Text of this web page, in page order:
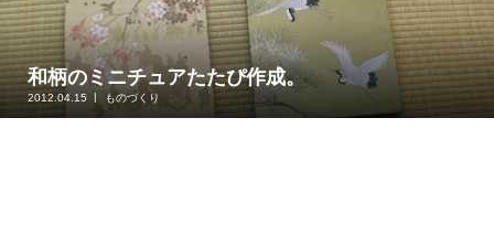
和柄のミニチュアたたぴ作成。
2012.04.15 ものづくり